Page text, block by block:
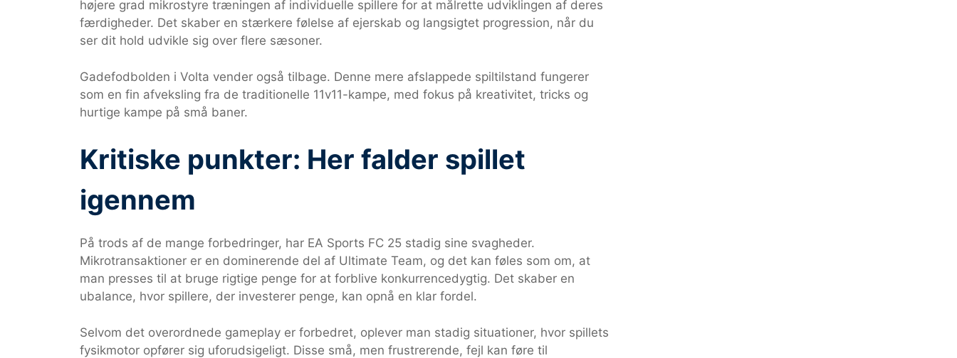
højere grad mikrostyre træningen af individuelle spillere for at målrette udviklingen af deres
færdigheder. Det skaber en stærkere følelse af ejerskab og langsigtet progression, når du
ser dit hold udvikle sig over flere sæsoner.
Gadefodbolden i Volta vender også tilbage. Denne mere afslappede spiltilstand fungerer
som en fin afveksling fra de traditionelle 11v11-kampe, med fokus på kreativitet, tricks og
hurtige kampe på små baner.
Kritiske punkter: Her falder spillet
igennem
På trods af de mange forbedringer, har EA Sports FC 25 stadig sine svagheder.
Mikrotransaktioner er en dominerende del af Ultimate Team, og det kan føles som om, at
man presses til at bruge rigtige penge for at forblive konkurrencedygtig. Det skaber en
ubalance, hvor spillere, der investerer penge, kan opnå en klar fordel.
Selvom det overordnede gameplay er forbedret, oplever man stadig situationer, hvor spillets
fysikmotor opfører sig uforudsigeligt. Disse små, men frustrerende, fejl kan føre til